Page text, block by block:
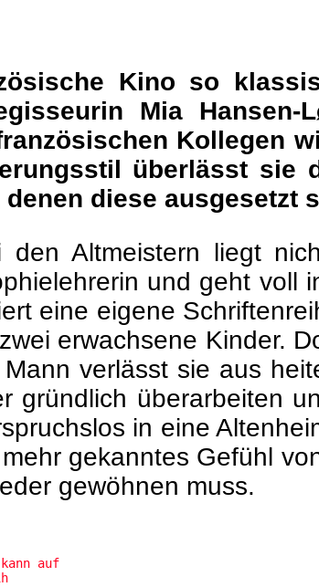
Kino so
Mia Hansen-
Kollegen
überlässt sie
diese ausgesetzt
Altmeistern liegt
und geht voll
eine eigene
erwachsene Kinder.
verlässt sie aus
gründlich überarbeiten
in eine
gekanntes Gefühl
gewöhnen muss.
auf